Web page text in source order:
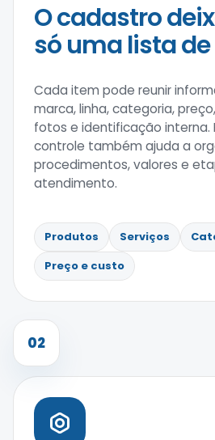
O cadastro
só uma lista
Cada item pode reunir
marca, linha, categoria,
fotos e identificação interna.
controle também ajuda a
procedimentos, valores e
atendimento.
Produtos Serviços
Preço e custo
02